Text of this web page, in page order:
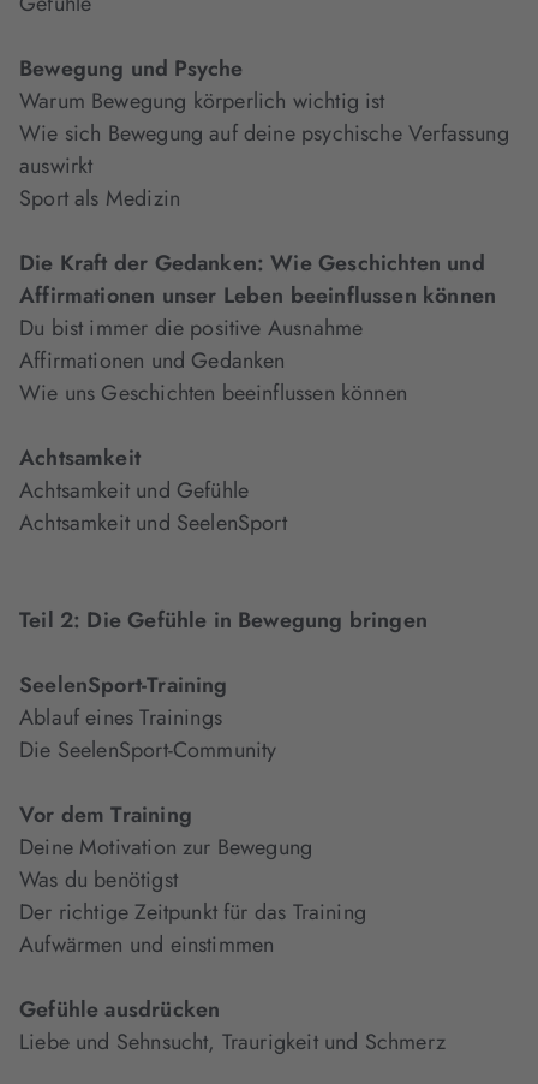
Bewegung und Psyche
Warum Bewegung körperlich wichtig ist
Wie sich Bewegung auf deine psychische Verfassung
auswirkt
Sport als Medizin
Die Kraft der Gedanken: Wie Geschichten und
Affirmationen unser Leben beeinflussen können
Du bist immer die positive Ausnahme
Affirmationen und Gedanken
Wie uns Geschichten beeinflussen können
Achtsamkeit
Achtsamkeit und Gefühle
Achtsamkeit und SeelenSport
Teil 2: Die Gefühle in Bewegung bringen
SeelenSport-Training
Ablauf eines Trainings
Die SeelenSport-Community
Vor dem Training
Deine Motivation zur Bewegung
Was du benötigst
Der richtige Zeitpunkt für das Training
Aufwärmen und einstimmen
Gefühle ausdrücken
Liebe und Sehnsucht, Traurigkeit und Schmerz